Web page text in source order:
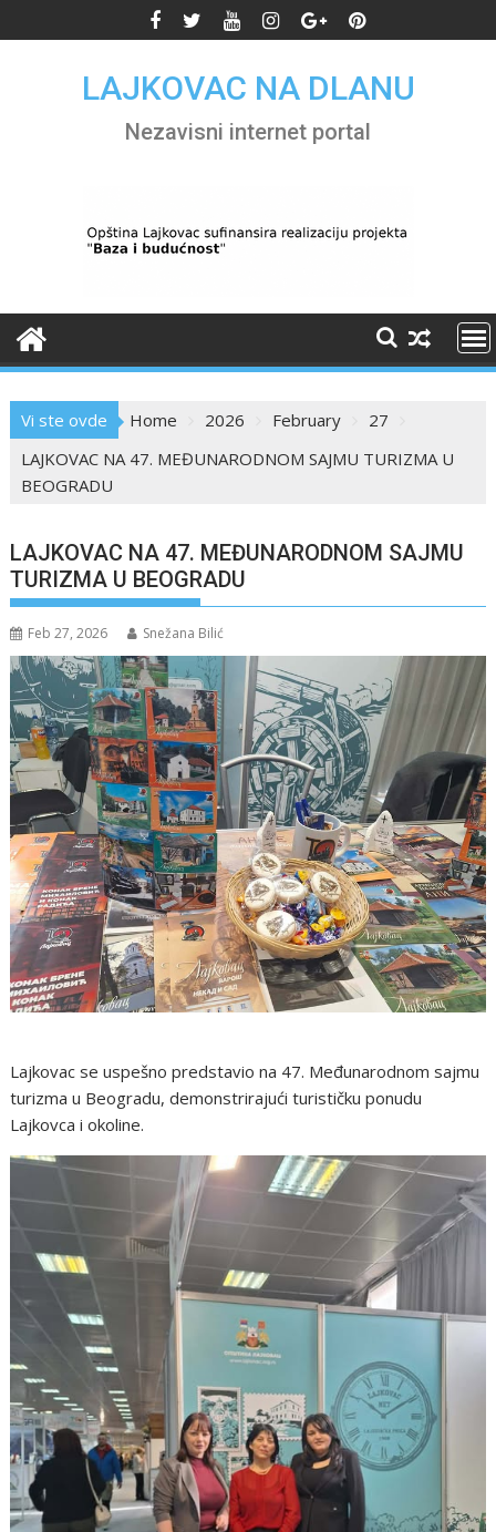
to
LAJKOVAC NA DLANU
Nezavisni internet portal
Vi ste ovde Home 2026 February
27
LAJKOVAC NA 47. MEĐUNARODNOM SAJMU TURIZMA U
BEOGRADU
LAJKOVAC NA 47. MEĐUNARODNOM SAJMU
TURIZMA U BEOGRADU
Feb 27, 2026 Snežana Bilić
Lajkovac se uspešno predstavio na 47. Međunarodnom sajmu
turizma u Beogradu, demonstrirajući turističku ponudu
Lajkovca i okoline.